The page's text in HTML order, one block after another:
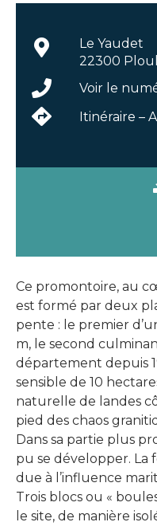
Ce promontoire, au
est formé par deux
pente : le premier
m, le second
département depuis
sensible de 10
naturelle de landes
pied des chaos
Dans sa partie plus
pu se développer. La
due à l’influence
Trois blocs ou «
le site, de manière
Le Yaudet
22300
Voir le
Itinéraire –